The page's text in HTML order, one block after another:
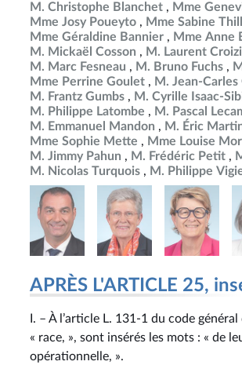
Date de dépôt
18 mai 2026
29 avril 2026
29 avril 2026
29 avril 2026
29 avril 2026
29 avril 2026
29 avril 2026
29 avril 2026
28 avril 2026
29 avril 2026
M. Christophe Blanchet
Mme
Mme Josy Poueyto
Mme Sabine
Mme Géraldine Bannier
Mme Anne
M. Mickaël Cosson
M. Laurent
M. Marc Fesneau
M. Bruno Fuchs
Mme Perrine Goulet
M. Jean-
M. Frantz Gumbs
M. Cyrille Isaac-
M. Philippe Latombe
M. Pascal
M. Emmanuel Mandon
M. Éric
Mme Sophie Mette
Mme Louise
M. Jimmy Pahun
M. Frédéric Petit
M. Nicolas Turquois
M. Philippe
APRÈS L'ARTICLE 25,
I. – À l’article L. 131‑1 du code
« race, », sont insérés les mots : « de
opérationnelle, ».